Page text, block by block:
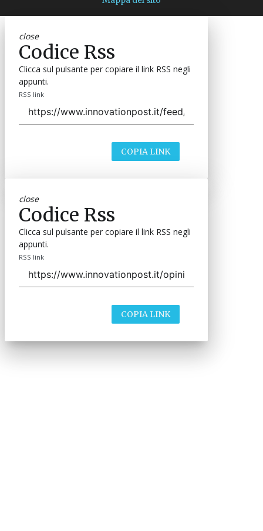
close
Codice Rss
Clicca sul pulsante per copiare il link RSS negli
appunti.
RSS link
COPIA LINK
close
Codice Rss
Clicca sul pulsante per copiare il link RSS negli
appunti.
RSS link
COPIA LINK